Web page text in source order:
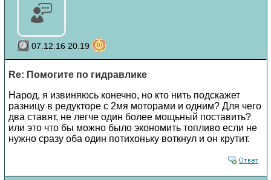
07.12.16 20:19
Re: Помогите по гидравлике
Народ, я извиняюсь конечно, но кто нить подскажет
разницу в редукторе с 2мя моторами и одним? Для чего
два ставят, не легче один более мощьный поставить?
или это что бы можно было экономить топливо если не
нужно сразу оба один потихоньку воткнул и он крутит.